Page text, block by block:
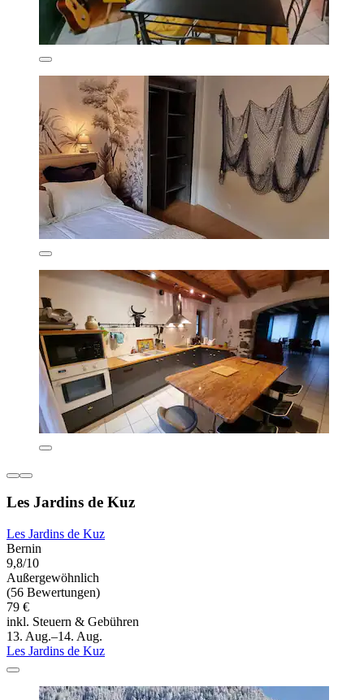
Les Jardins de Kuz
Les Jardins de Kuz
Bernin
9,8/10
Außergewöhnlich
(56 Bewertungen)
79 €
inkl. Steuern & Gebühren
13. Aug.–14. Aug.
Les Jardins de Kuz